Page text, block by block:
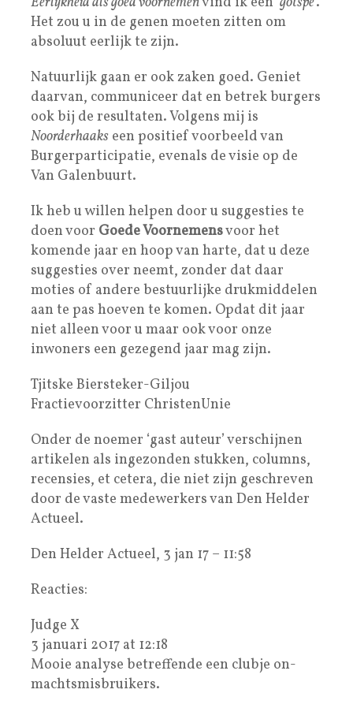
Het zou u in de genen moeten zitten om
absoluut eerlijk te zijn.
Natuurlijk gaan er ook zaken goed. Geniet
daarvan, communiceer dat en betrek burgers
ook bij de resultaten. Volgens mij is
Noorderhaaks een positief voorbeeld van
Burgerparticipatie, evenals de visie op de
Van Galenbuurt.
Ik heb u willen helpen door u suggesties te
doen voor Goede Voornemensvoor het
komende jaar en hoop van harte, dat u deze
suggesties over neemt, zonder dat daar
moties of andere bestuurlijke drukmiddelen
aan te pas hoeven te komen. Opdat dit jaar
niet alleen voor u maar ook voor onze
inwoners een gezegend jaar mag zijn.
Tjitske Biersteker-Giljou
Fractievoorzitter ChristenUnie
Onder de noemer ‘gast auteur’ verschijnen
artikelen als ingezonden stukken, columns,
recensies, et cetera, die niet zijn geschreven
door de vaste medewerkers van Den Helder
Actueel.
Den Helder Actueel, 3 jan 17 – 11:58
Reacties:
Judge X
3 januari 2017 at 12:18
Mooie analyse betreffende een clubje on-
machtsmisbruikers.